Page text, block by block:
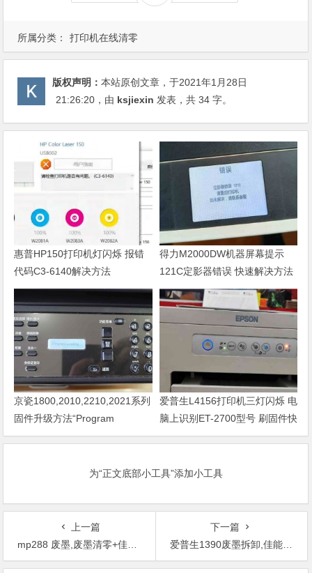
所属分类： 打印机在线清零
版权声明：本站原创文章，于2021年1月28日
21:26:20 ，由 ksjiexin 发表，共 34 字。
惠普HP150打印机灯闪烁 报错
代码C3-6140解决方法
得力M2000DW机器屏幕提示
121C定影器错误 快速解决方法
京瓷1800,2010,2210,2021系列
固件升级方法“Program
Loading或者卡LOGO
爱普生L4156打印机三灯闪烁 电
脑上识别ET-2700型号 刷固件快
速解决问题
为“正文底部小工具”添加小工具
上一篇
mp288 废墨,废墨清零+佳能259
下一篇
爱普生1390废墨拆卸,佳能mg6680废墨清零